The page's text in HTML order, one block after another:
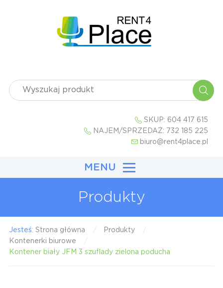
SKUP: 604 417 615
NAJEM/SPRZEDAŻ: 732 185 225
biuro@rent4place.pl
MENU
Produkty
Jesteś: Strona główna
Produkty
Kontenerki biurowe
Kontener biały JFM 3 szuflady zielona poducha